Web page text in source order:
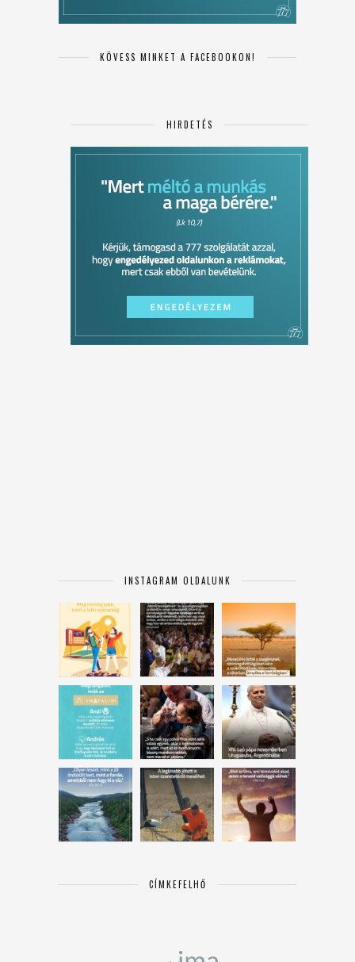
KÖVESS MINKET A FACEBOOKON!
HIRDETÉS
INSTAGRAM OLDALUNK
CÍMKEFELHŐ